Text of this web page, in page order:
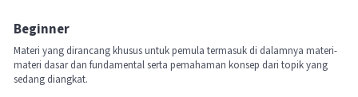
Beginner
Materi yang dirancang khusus untuk pemula termasuk di dalamnya materi-
materi dasar dan fundamental serta pemahaman konsep dari topik yang
sedang diangkat.